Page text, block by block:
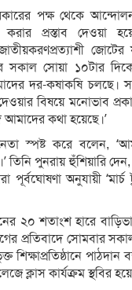
পক্ষ থেকে
প্রস্তাব দেওয়া
সকাল সোয়া ১০টার
দর-কষাকষি চলছে।
বিষয়ে মনোভাব
আমাদের কথা হয়েছে।’
স্পষ্ট করে বলেন,
তিনি পুনরায় হুঁশিয়ারি
পূর্বঘোষণা অনুযায়ী
২০ শতাংশ হারে
প্রতিবাদে সোমবার
শিক্ষাপ্রতিষ্ঠানে পাঠদান
ক্লাস কার্যক্রম স্থবির